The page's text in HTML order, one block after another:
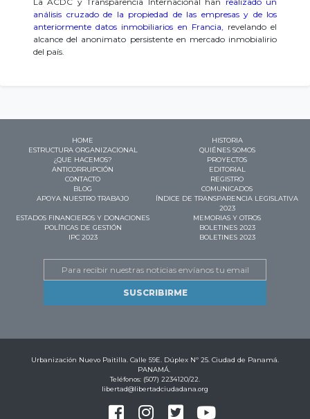
análisis cruzado de la propiedad de las empresas y de los
anteriormentedatos inmobiliarios en Francia
revelando el
alcance del anonimato persistente en mercado inmobialirio
del país.
HOME
HISTORIA
ESTRUCTURA ORGANIZACIONAL
QUIÉNES SOMOS
¿QUE HACEMOS?
PROYECTOS
ANTICORRUPCIÓN
EDITORIAL
CONTACTO
REGISTRO
BLOG
COMUNICADOS
APOYA NUESTRO TRABAJO
ÍNDICE DE TRANSPARENCIA LEGISLATIVA
2023
ESTADOS FINANCIEROS Y DONACIONES
MEMORIAS Y OTROS
POLÍTICAS DE GESTIÓN
BOLETINES 2023
IPC 2023
BOLETINES 2023
Urbanización Nuevo Paitilla. Calle 59E. Dúplex Nº 25. Ciudad de Panamá.
PANAMÁ.
Teléfonos: (507) 2234120/22.
libertad@libertadciudadana.org